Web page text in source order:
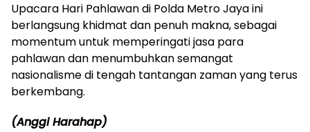
Upacara Hari Pahlawan di Polda Metro Jaya ini
berlangsung khidmat dan penuh makna, sebagai
momentum untuk memperingati jasa para
pahlawan dan menumbuhkan semangat
nasionalisme di tengah tantangan zaman yang terus
berkembang.
(Anggi Harahap)